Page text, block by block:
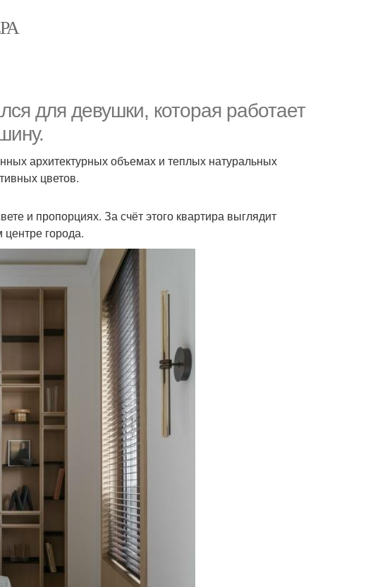
для девушки, которая работает
архитектурных объемах и теплых натуральных
цветов.
и пропорциях. За счёт этого квартира выглядит
города.